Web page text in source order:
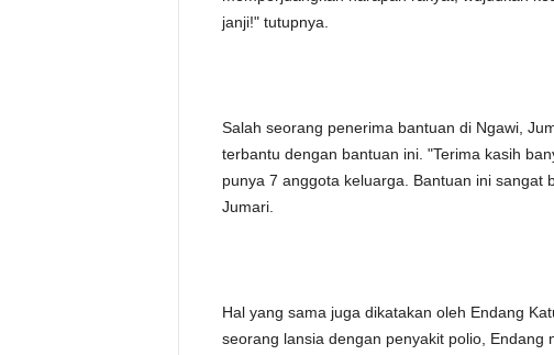
janji!" tutupnya.
Salah seorang penerima bantuan di Ngawi,
terbantu dengan bantuan ini. "Terima kasih
punya 7 anggota keluarga. Bantuan ini
Jumari.
Hal yang sama juga dikatakan oleh Endang
seorang lansia dengan penyakit polio,